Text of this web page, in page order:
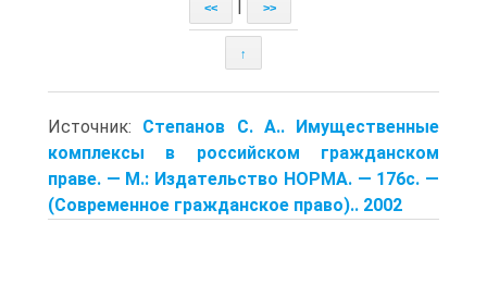
<< >>
↑
Источник: Степанов С. А.. Имущественные
комплексы в российском гражданском
праве. — М.: Издательство НОРМА. — 176с. —
(Современное гражданское право).. 2002